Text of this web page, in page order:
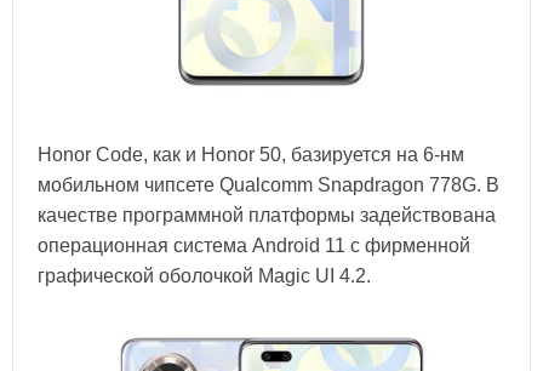
Honor Code, как и Honor 50, базируется на 6-нм
мобильном чипсете Qualcomm Snapdragon 778G. В
качестве программной платформы задействована
операционная система Android 11 с фирменной
графической оболочкой Magic UI 4.2.